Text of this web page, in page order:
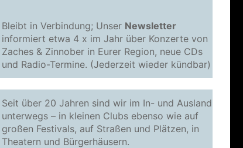
Bleibt in Verbindung; Unser Newsletter
informiert etwa 4 x im Jahr über Konzerte von
Zaches & Zinnober in Eurer Region, neue CDs
und Radio-Termine. (Jederzeit wieder kündbar)
Seit über 20 Jahren sind wir im In- und Ausland
unterwegs – in kleinen Clubs ebenso wie auf
großen Festivals, auf Straßen und Plätzen, in
Theatern und Bürgerhäusern.